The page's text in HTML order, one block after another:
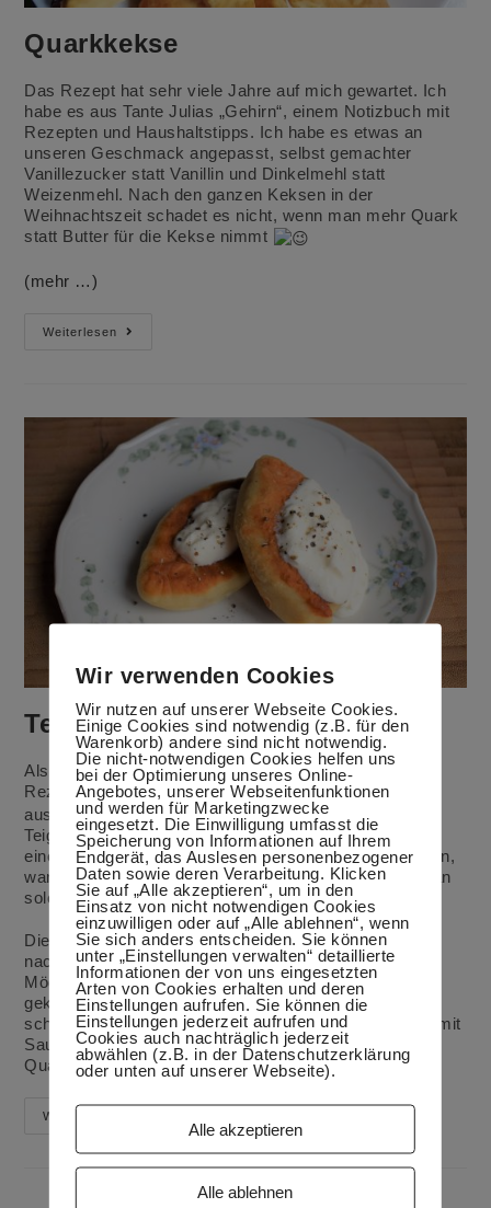
Quarkkekse
Das Rezept hat sehr viele Jahre auf mich gewartet. Ich
habe es aus Tante Julias „Gehirn“, einem Notizbuch mit
Rezepten und Haushaltstipps. Ich habe es etwas an
unseren Geschmack angepasst, selbst gemachter
Vanillezucker statt Vanillin und Dinkelmehl statt
Weizenmehl. Nach den ganzen Keksen in der
Weihnachtszeit schadet es nicht, wenn man mehr Quark
statt Butter für die Kekse nimmt
(mehr …)
Weiterlesen Quarkkekse
Teigtaschen mit Quarkteig
Als bekennende Quarkliebhaberin habe ich wieder ein
Rezept mit Quark
Ich wollte es schon lange mal
ausprobieren und es hat geklappt. Gefüllte, deftige
Teigtaschen sind eigentlich nicht unbedingt etwas für
einen heißen Sommertag, aber da man nie wissen kann,
wann es wieder kälter und regnerischer wird, sollte man
solche Rezepte auch im Sommer parat haben.
Die Füllung kann man natürlich verändern. Wir haben
nach dem langen Wochenende außer Haus nicht viele
Möglichkeiten, daher habe ich eine Füllung aus
gekochten Eiern, Schnittlauch und Dill gemacht. Sie
schmecken mir aber auch gut mit Mangold oder auch mit
Sauerampfer. Nach dem Backen schmeckt man den
Quark im Teig nicht.(mehr …)
Weiterlesen
Wir verwenden Cookies
Wir nutzen auf unserer Webseite Cookies.
Einige Cookies sind notwendig (z.B. für den
Warenkorb) andere sind nicht notwendig.
Die nicht-notwendigen Cookies helfen uns
bei der Optimierung unseres Online-
Angebotes, unserer Webseitenfunktionen
und werden für Marketingzwecke
eingesetzt. Die Einwilligung umfasst die
Speicherung von Informationen auf Ihrem
Endgerät, das Auslesen personenbezogener
Daten sowie deren Verarbeitung. Klicken
Sie auf „Alle akzeptieren“, um in den
Einsatz von nicht notwendigen Cookies
einzuwilligen oder auf „Alle ablehnen“, wenn
Sie sich anders entscheiden. Sie können
unter „Einstellungen verwalten“ detaillierte
Informationen der von uns eingesetzten
Arten von Cookies erhalten und deren
Einstellungen aufrufen. Sie können die
Einstellungen jederzeit aufrufen und
Cookies auch nachträglich jederzeit
abwählen (z.B. in der Datenschutzerklärung
oder unten auf unserer Webseite).
Alle akzeptieren
Alle ablehnen